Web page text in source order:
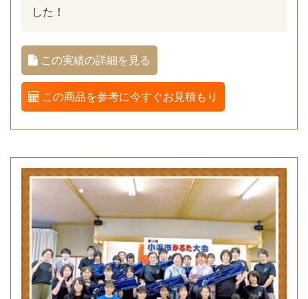
した！
この実績の詳細を見る
この商品を参考に今すぐお見積もり